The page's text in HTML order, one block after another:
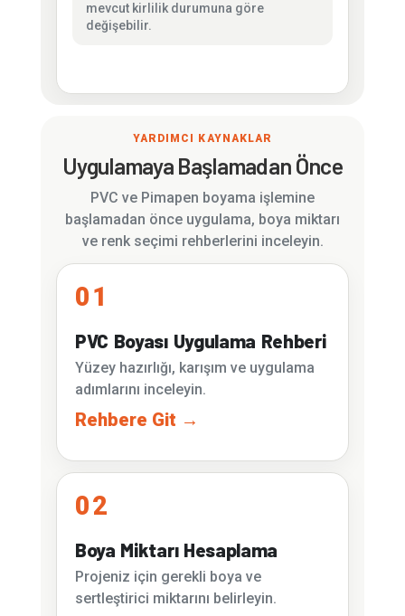
mevcut kirlilik durumuna göre
değişebilir.
YARDIMCI KAYNAKLAR
Uygulamaya Başlamadan Önce
PVC ve Pimapen boyama işlemine
başlamadan önce uygulama, boya miktarı
ve renk seçimi rehberlerini inceleyin.
01
PVC Boyası Uygulama Rehberi
Yüzey hazırlığı, karışım ve uygulama
adımlarını inceleyin.
Rehbere Git →
02
Boya Miktarı Hesaplama
Projeniz için gerekli boya ve
sertleştirici miktarını belirleyin.